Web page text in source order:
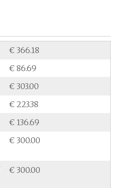
€ 366.18
€ 86.69
€ 303.00
€ 223.38
€ 136.69
€ 300.00
€ 300.00